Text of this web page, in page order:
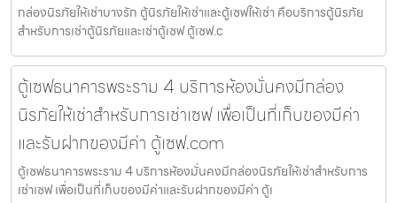
กล่องนิรภัยให้เช่าบางรัก ตู้นิรภัยให้เช่าและตู้เซฟให้เช่า คือบริการตู้นิรภัย
สำหรับการเช่าตู้นิรภัยและเช่าตู้เซฟ ตู้เซฟ.c
ตู้เซฟธนาคารพระราม 4 บริการห้องมั่นคงมีกล่อง
นิรภัยให้เช่าสำหรับการเช่าเซฟ เพื่อเป็นที่เก็บของมีค่า
และรับฝากของมีค่า ตู้เซฟ.com
ตู้เซฟธนาคารพระราม 4 บริการห้องมั่นคงมีกล่องนิรภัยให้เช่าสำหรับการ
เช่าเซฟ เพื่อเป็นที่เก็บของมีค่าและรับฝากของมีค่า ตู้เ